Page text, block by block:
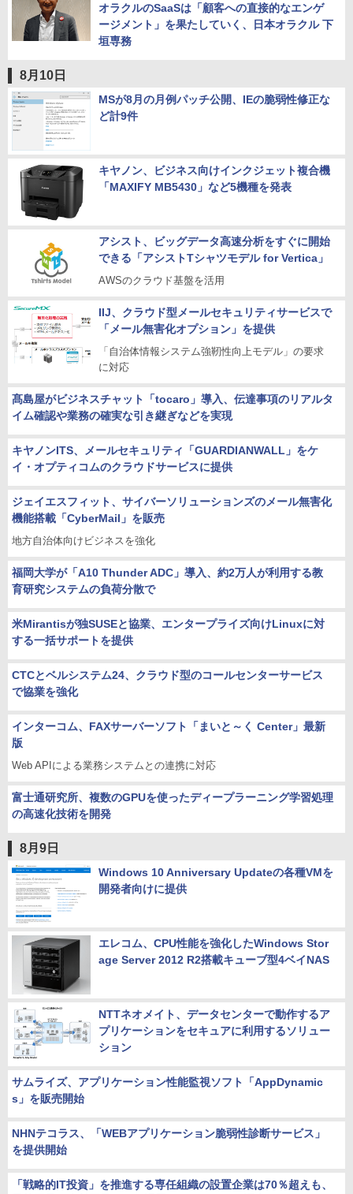
オラクルのSaaSは「顧客への直接的なエンゲ
ージメント」を果たしていく、日本オラクル 下
垣専務
8月10日
MSが8月の月例パッチ公開、IEの脆弱性修正な
ど計9件
キヤノン、ビジネス向けインクジェット複合機
「MAXIFY MB5430」など5機種を発表
アシスト、ビッグデータ高速分析をすぐに開始
できる「アシストTシャツモデル for Vertica」
AWSのクラウド基盤を活用
IIJ、クラウド型メールセキュリティサービスで
「メール無害化オプション」を提供
「自治体情報システム強靭性向上モデル」の要求
に対応
髙島屋がビジネスチャット「tocaro」導入、伝達事項のリアルタ
イム確認や業務の確実な引き継ぎなどを実現
キヤノンITS、メールセキュリティ「GUARDIANWALL」をケ
イ・オプティコムのクラウドサービスに提供
ジェイエスフィット、サイバーソリューションズのメール無害化
機能搭載「CyberMail」を販売
地方自治体向けビジネスを強化
福岡大学が「A10 Thunder ADC」導入、約2万人が利用する教
育研究システムの負荷分散で
米Mirantisが独SUSEと協業、エンタープライズ向けLinuxに対
する一括サポートを提供
CTCとベルシステム24、クラウド型のコールセンターサービス
で協業を強化
インターコム、FAXサーバーソフト「まいと～く Center」最新
版
Web APIによる業務システムとの連携に対応
富士通研究所、複数のGPUを使ったディープラーニング学習処理
の高速化技術を開発
8月9日
Windows 10 Anniversary Updateの各種VMを
開発者向けに提供
エレコム、CPU性能を強化したWindows Stor
age Server 2012 R2搭載キューブ型4ベイNAS
NTTネオメイト、データセンターで動作するア
プリケーションをセキュアに利用するソリュー
ション
サムライズ、アプリケーション性能監視ソフト「AppDynamic
s」を販売開始
NHNテコラス、「WEBアプリケーション脆弱性診断サービス」
を提供開始
「戦略的IT投資」を推進する専任組織の設置企業は70％超えも、